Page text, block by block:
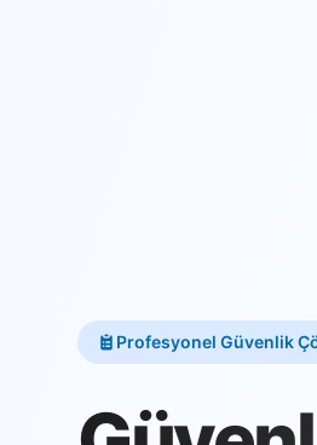
Profesyonel Güvenlik